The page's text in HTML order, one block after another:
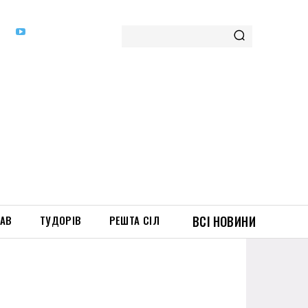
ТУДОРІВ РЕШТА СІЛ ВСІ НОВИНИ